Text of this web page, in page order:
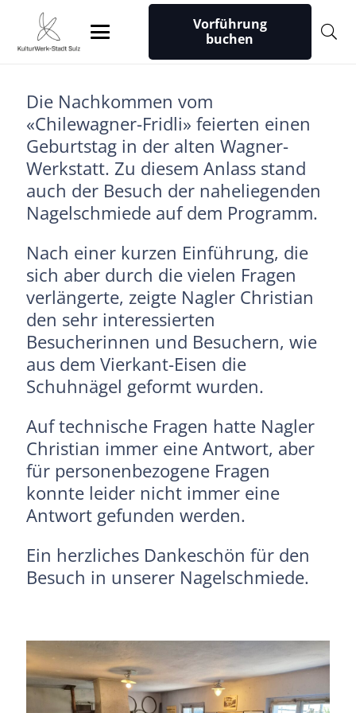
Vorführung
buchen
Die Nachkommen vom
«Chilewagner-Fridli» feierten einen
Geburtstag in der alten Wagner-
Werkstatt. Zu diesem Anlass stand
auch der Besuch der naheliegenden
Nagelschmiede auf dem Programm.
Nach einer kurzen Einführung, die
sich aber durch die vielen Fragen
verlängerte, zeigte Nagler Christian
den sehr interessierten
Besucherinnen und Besuchern, wie
aus dem Vierkant-Eisen die
Schuhnägel geformt wurden.
Auf technische Fragen hatte Nagler
Christian immer eine Antwort, aber
für personenbezogene Fragen
konnte leider nicht immer eine
Antwort gefunden werden.
Ein herzliches Dankeschön für den
Besuch in unserer Nagelschmiede.